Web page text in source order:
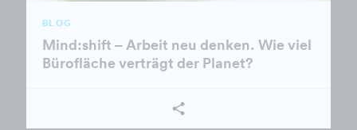
BLOG
Mind:shift – Arbeit neu denken. Wie viel
Bürofläche verträgt der Planet?